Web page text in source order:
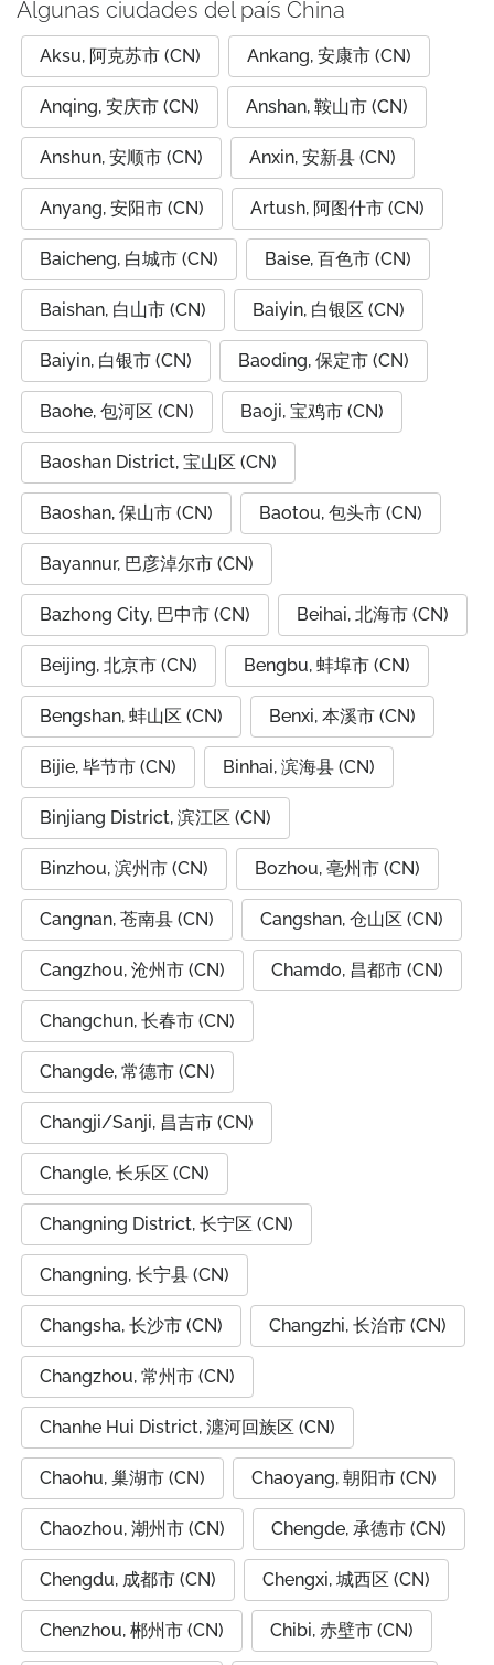
Algunas ciudades del país China
Aksu, 阿克苏市 (CN) Ankang, 安康市 (CN)
Anqing, 安庆市 (CN) Anshan, 鞍山市 (CN)
Anshun, 安顺市 (CN) Anxin, 安新县 (CN)
Anyang, 安阳市 (CN) Artush, 阿图什市 (CN)
Baicheng, 白城市 (CN) Baise, 百色市 (CN)
Baishan, 白山市 (CN) Baiyin, 白银区 (CN)
Baiyin, 白银市 (CN) Baoding, 保定市 (CN)
Baohe, 包河区 (CN) Baoji, 宝鸡市 (CN)
Baoshan District, 宝山区 (CN)
Baoshan, 保山市 (CN) Baotou, 包头市 (CN)
Bayannur, 巴彦淖尔市 (CN)
Bazhong City, 巴中市 (CN) Beihai, 北海市 (CN)
Beijing, 北京市 (CN) Bengbu, 蚌埠市 (CN)
Bengshan, 蚌山区 (CN) Benxi, 本溪市 (CN)
Bijie, 毕节市 (CN) Binhai, 滨海县 (CN)
Binjiang District, 滨江区 (CN)
Binzhou, 滨州市 (CN) Bozhou, 亳州市 (CN)
Cangnan, 苍南县 (CN) Cangshan, 仓山区 (CN)
Cangzhou, 沧州市 (CN) Chamdo, 昌都市 (CN)
Changchun, 长春市 (CN)
Changde, 常德市 (CN)
Changji/Sanji, 昌吉市 (CN)
Changle, 长乐区 (CN)
Changning District, 长宁区 (CN)
Changning, 长宁县 (CN)
Changsha, 长沙市 (CN) Changzhi, 长治市 (CN)
Changzhou, 常州市 (CN)
Chanhe Hui District, 瀍河回族区 (CN)
Chaohu, 巢湖市 (CN) Chaoyang, 朝阳市 (CN)
Chaozhou, 潮州市 (CN) Chengde, 承德市 (CN)
Chengdu, 成都市 (CN) Chengxi, 城西区 (CN)
Chenzhou, 郴州市 (CN) Chibi, 赤壁市 (CN)